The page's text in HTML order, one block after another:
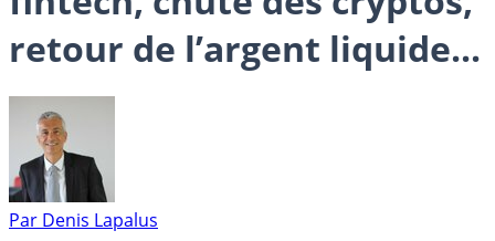
retour de l’argent liquide...
Par Denis Lapalus